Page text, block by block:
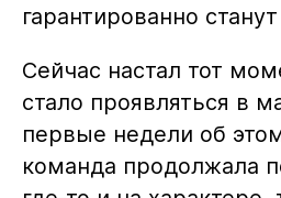
гарантированно
Сейчас настал тот
стало проявляться в
первые недели об
команда продолжала